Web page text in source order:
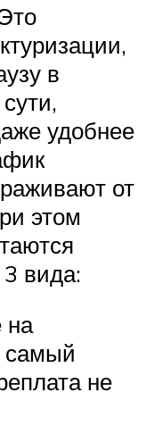
в
удобнее
от
этом
вида:
на
самый
не